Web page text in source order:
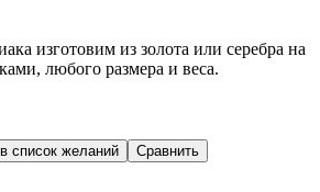
изготовим из золота или серебра на
любого размера и веса.
список желаний Сравнить